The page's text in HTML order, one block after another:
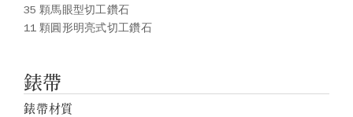
35 顆馬眼型切工鑽石
11 顆圓形明亮式切工鑽石
錶帶
錶帶材質